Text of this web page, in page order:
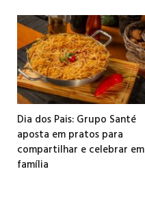
Dia dos Pais: Grupo Santé
aposta em pratos para
compartilhar e celebrar em
família